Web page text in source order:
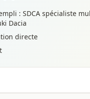
: SDCA spécialiste
Dacia
directe